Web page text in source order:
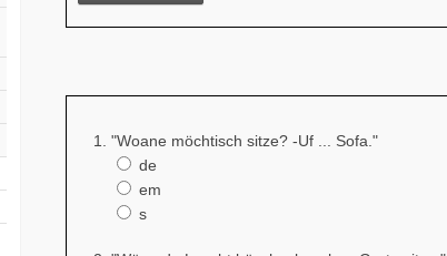
"Woane möchtisch sitze? -Uf ... Sofa."
de
em
s